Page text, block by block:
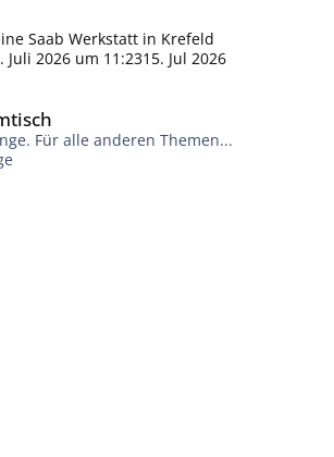
Saab Werkstatt in Krefeld
Juli 2026 um 11:2315. Jul 2026
Für alle anderen Themen...